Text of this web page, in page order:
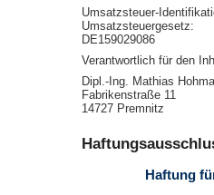
Umsatzsteuer-
Umsatzsteuergesetz:
DE159029086
Verantwortlich für den
Dipl.-Ing. Mathias
Fabrikenstraße 11
14727 Premnitz
Haftung